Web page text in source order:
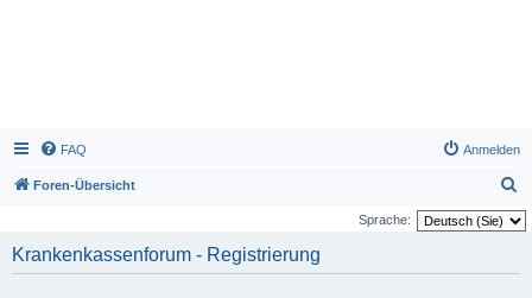
FAQ Anmelden
Foren-Übersicht
u
Sprache:
Krankenkassenforum - Registrierung